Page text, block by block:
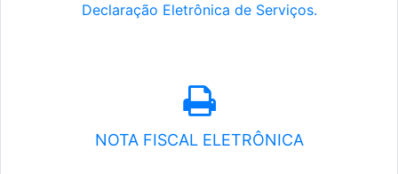
Declaração Eletrônica de Serviços.
NOTA FISCAL ELETRÔNICA